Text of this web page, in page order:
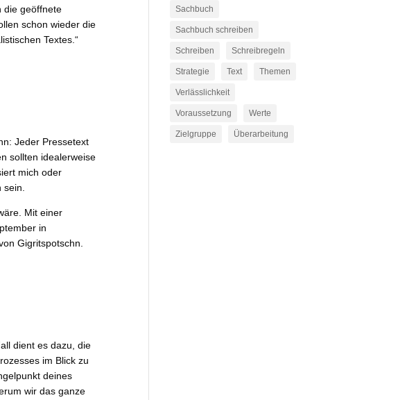
die geöffnete
schon wieder die
Textes.“
Jeder Pressetext
sollten idealerweise
mich oder
Mit einer
in
Gigritspotschn.
dient es dazu, die
im Blick zu
deines
wir das ganze
Sachbuch
Sachbuch schreiben
Schreiben Schreibregeln
Strategie Text Themen
Verlässlichkeit
Voraussetzung Werte
Zielgruppe Überarbeitung